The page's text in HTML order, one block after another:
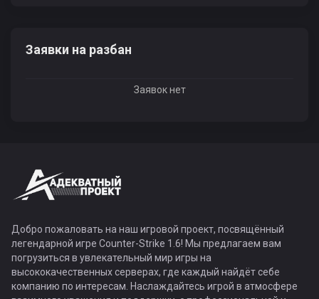
Заявки на разбан
Заявок нет
Добро пожаловать на наш игровой проект, посвящённый
легендарной игре Counter-Strike 1.6! Мы предлагаем вам
погрузиться в увлекательный мир игры на
высококачественных серверах, где каждый найдёт себе
компанию по интересам. Наслаждайтесь игрой в атмосфере